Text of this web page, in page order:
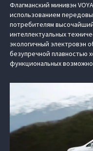
Флагманский минивэн
использованием
потребителям
интеллектуальных
экологичный электровэн
безупречной плавностью
функциональных